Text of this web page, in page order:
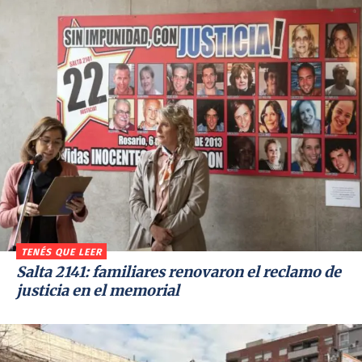
TENÉS QUE LEER
Salta 2141: familiares renovaron el reclamo de
justicia en el memorial